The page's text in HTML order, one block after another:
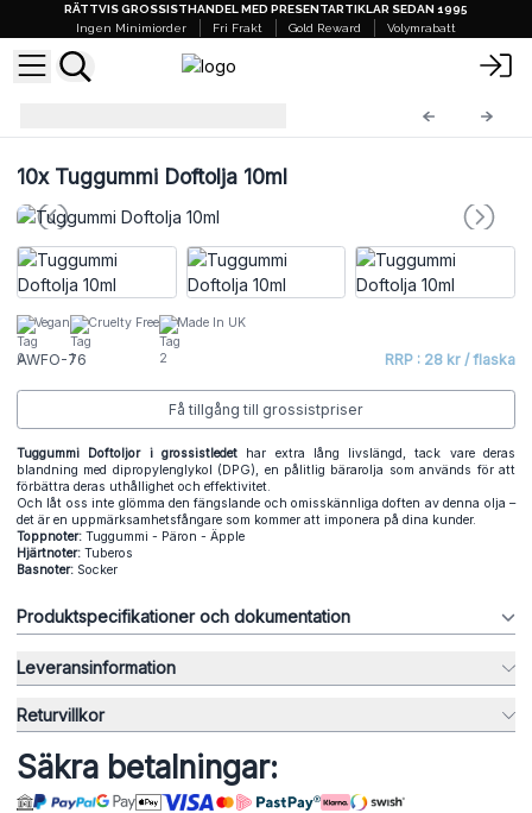
RÄTTVIS GROSSISTHANDEL MED PRESENTARTIKLAR SEDAN 1995
Ingen Minimiorder
Fri Frakt Gold Reward Volymrabatt
10xTuggummi Doftolja 10ml
Vegan Cruelty Free Made In UK
AWFO-76 RRP : 28 kr / flaska
Få tillgång till grossistpriser
Tuggummi Doftoljor i grossistledet
har extra lång livslängd, tack vare deras
blandning med dipropylenglykol (DPG), en pålitlig bärarolja som används för att
förbättra deras uthållighet och effektivitet.
Och låt oss inte glömma den fängslande och omisskännliga doften av denna olja –
det är en uppmärksamhetsfångare som kommer att imponera på dina kunder.
Toppnoter: Tuggummi - Päron - Äpple
Hjärtnoter: Tuberos
Basnoter: Socker
Produktspecifikationer och dokumentation
Leveransinformation
Returvillkor
Säkra betalningar: